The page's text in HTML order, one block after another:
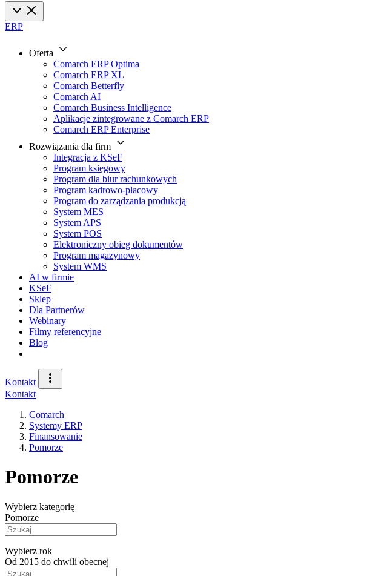
ERP
Oferta
Comarch ERP Optima
Comarch ERP XL
Comarch Betterfly
Comarch AI
Comarch Business Intelligence
Aplikacje zintegrowane z Comarch ERP
Comarch ERP Enterprise
Rozwiązania dla firm
Integracja z KSeF
Program księgowy
Program dla biur rachunkowych
Program kadrowo-płacowy
Program do zarządzania produkcją
System MES
System APS
System POS
Elektroniczny obieg dokumentów
Program magazynowy
System WMS
AI w firmie
KSeF
Sklep
Dla Partnerów
Webinary
Filmy referencyjne
Blog
Kontakt
Kontakt
Comarch
Systemy ERP
Finansowanie
Pomorze
Pomorze
Wybierz kategorię
Pomorze
Wybierz rok
Od 2015 do chwili obecnej